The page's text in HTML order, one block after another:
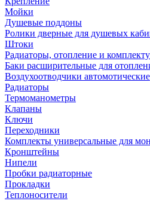
Мойки
Душевые поддоны
Ролики дверные для душевых
Штоки
Радиаторы, отопление и
Баки расширительные для
Воздухоотводчики автомотические
Радиаторы
Термоманометры
Клапаны
Ключи
Переходники
Комплекты универсальные для
Кронштейны
Нипели
Пробки радиаторные
Прокладки
Теплоносители